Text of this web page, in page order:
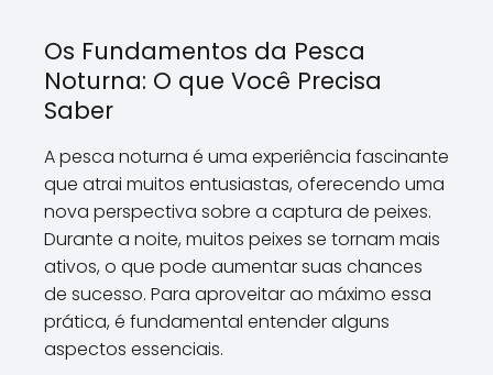
Os Fundamentos da Pesca
Noturna: O que Você Precisa
Saber
A pesca noturna é uma experiência fascinante
que atrai muitos entusiastas, oferecendo uma
nova perspectiva sobre a captura de peixes.
Durante a noite, muitos peixes se tornam mais
ativos, o que pode aumentar suas chances
de sucesso. Para aproveitar ao máximo essa
prática, é fundamental entender alguns
aspectos essenciais.